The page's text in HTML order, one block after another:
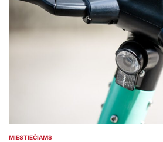
MIESTIEČIAMS